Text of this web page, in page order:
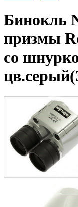
Бинокль
призмы
со